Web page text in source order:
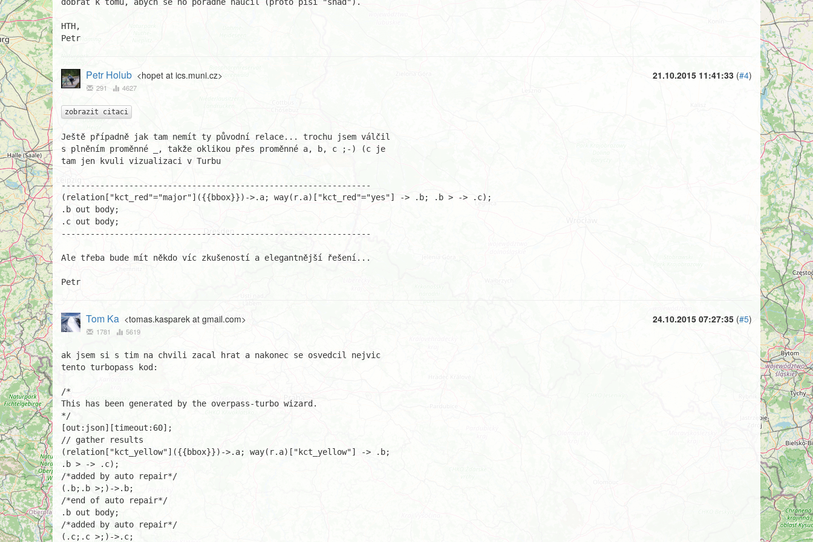
HTH,
Petr
21.10.2015 11:41:33 (#4)
Petr Holub <hopet at ics.muni.cz>
291 4627
zobrazit citaci
Ještě případně jak tam nemít ty původní relace... trochu jsem válčil
s plněním proměnné _, takže oklikou přes proměnné a, b, c ;-) (c je
tam jen kvuli vizualizaci v Turbu
----------------------------------------------------------------
(relation["kct_red"="major"]({{bbox}})->.a; way(r.a)["kct_red"="yes"] -> .b; .b > -> .c);
.b out body;
.c out body;
----------------------------------------------------------------
Ale třeba bude mít někdo víc zkušeností a elegantnější řešení...
Petr
24.10.2015 07:27:35 (#5)
Tom Ka <tomas.kasparek at gmail.com>
1781 5619
ak jsem si s tim na chvili zacal hrat a nakonec se osvedcil nejvic
tento turbopass kod:
/*
This has been generated by the overpass-turbo wizard.
*/
[out:json][timeout:60];
// gather results
(relation["kct_yellow"]({{bbox}})->.a; way(r.a)["kct_yellow"] -> .b;
.b > -> .c);
/*added by auto repair*/
(.b;.b >;)->.b;
/*end of auto repair*/
.b out body;
/*added by auto repair*/
(.c;.c >;)->.c;